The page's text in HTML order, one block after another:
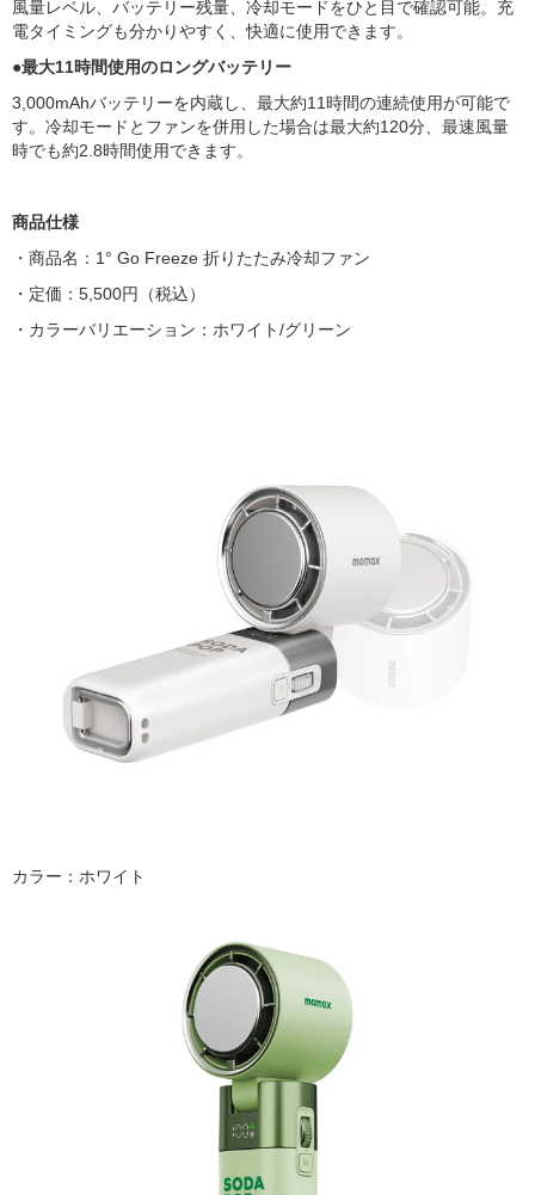
風量レベル、バッテリー残量、冷却モードをひと目で確認可能。充
電タイミングも分かりやすく、快適に使用できます。
●最大11時間使用のロングバッテリー
3,000mAhバッテリーを内蔵し、最大約11時間の連続使用が可能で
す。冷却モードとファンを併用した場合は最大約120分、最速風量
時でも約2.8時間使用できます。
商品仕様
・商品名：1° Go Freeze 折りたたみ冷却ファン
・定価：5,500円（税込）
・カラーバリエーション：ホワイト/グリーン
カラー：ホワイト